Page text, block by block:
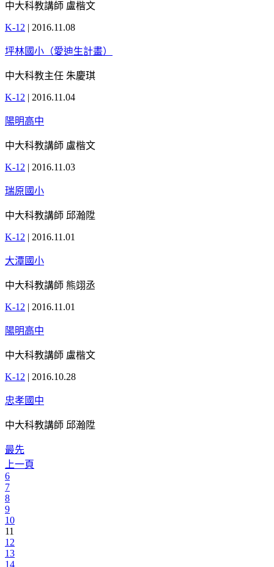
中大科教講師 盧楷文
K-12 | 2016.11.08
坪林國小（愛迪生計畫）
中大科教主任 朱慶琪
K-12 | 2016.11.04
陽明高中
中大科教講師 盧楷文
K-12 | 2016.11.03
瑞原國小
中大科教講師 邱瀚陞
K-12 | 2016.11.01
大潭國小
中大科教講師 熊翊丞
K-12 | 2016.11.01
陽明高中
中大科教講師 盧楷文
K-12 | 2016.10.28
忠孝國中
中大科教講師 邱瀚陞
最先
上一頁
6
7
8
9
10
11
12
13
14